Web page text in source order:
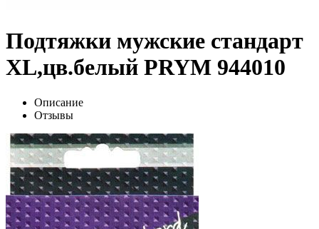
Подтяжки мужские стандарт
XL,цв.белый PRYM 944010
Описание
Отзывы